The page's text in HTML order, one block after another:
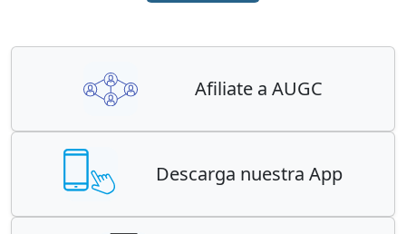
Afiliate a AUGC
Descarga nuestra App